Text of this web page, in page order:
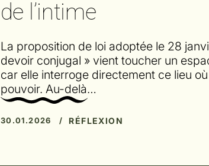
de l’intime
La proposition de loi adoptée le 28
devoir conjugal » vient toucher un
car elle interroge directement ce lieu
pouvoir. Au-delà…
30.01.2026 / RÉFLEXION